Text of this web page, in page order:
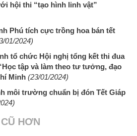
hội thi “tạo hình linh vật”
Phú tích cực trồng hoa bán tết
01/2024)
tổ chức Hội nghị tổng kết thi đua
tập và làm theo tư tưởng, đạo
Minh (23/01/2024)
môi trường chuẩn bị đón Tết Giáp
HƠN